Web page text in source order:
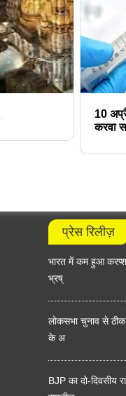
10
करवा
प्रेस रिलीज़
भारत में कम हुआ
भ्रष्
लोकसभा चुनाव से ठीक
के अ
BJP का दो-दिवसीय